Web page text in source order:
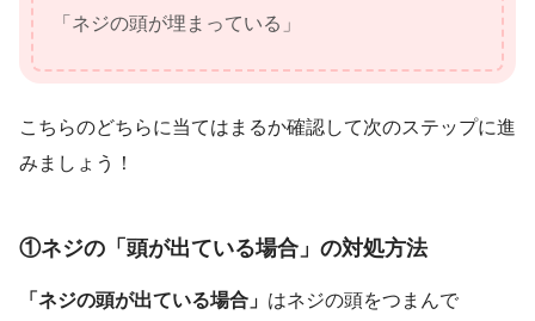
「ネジの頭が埋まっている」
こちらのどちらに当てはまるか確認して次のステップに進
みましょう！
①ネジの「頭が出ている場合」の対処方法
「ネジの頭が出ている場合」 はネジの頭をつまんで